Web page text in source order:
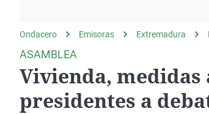
Operación
Negra
Ondacero Emisoras Extremadura
ASAMBLEA
Vivienda,
presidentes a